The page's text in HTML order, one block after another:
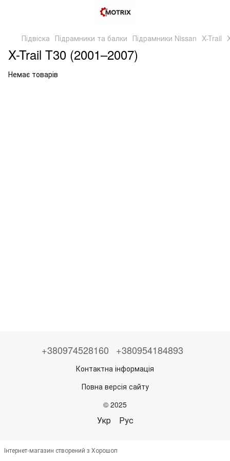
Підвіска Підрамники та балки Підрамники Nissan X-Trail
X-Trail T30 (2001–2007)
Немає товарів
+380974528160 +380954184893
Контактна інформація
Повна версія сайту
© 2025
Укр Рус
Інтернет-магазин створений з Хорошоп